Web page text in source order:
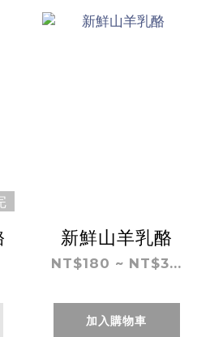
新鮮山羊乳酪
NT$180 ~ NT$3...
加入購物車